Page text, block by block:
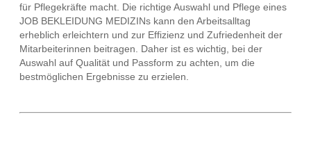
für Pflegekräfte macht. Die richtige Auswahl und Pflege eines
JOB BEKLEIDUNG MEDIZINs kann den Arbeitsalltag
erheblich erleichtern und zur Effizienz und Zufriedenheit der
Mitarbeiterinnen beitragen. Daher ist es wichtig, bei der
Auswahl auf Qualität und Passform zu achten, um die
bestmöglichen Ergebnisse zu erzielen.